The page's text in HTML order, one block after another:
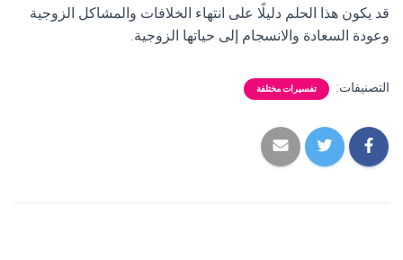
قد يكون هذا الحلم دليلًا على انتهاء الخلافات والمشاكل الزوجية
وعودة السعادة والانسجام إلى حياتها الزوجية.
التصنيفات: تفسيرات مختلفة